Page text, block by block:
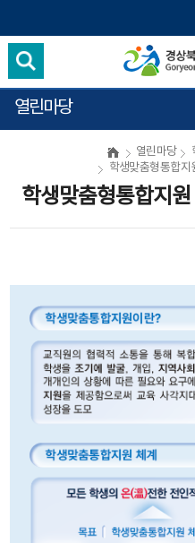
열린마당
열린마당
학생맞춤형통합지
학생맞춤형통합지